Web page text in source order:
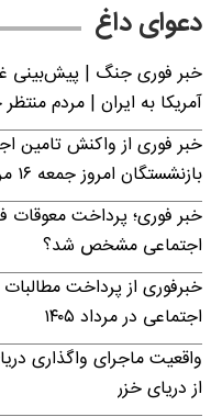
دعوای داغ
خبر فوری جنگ | پیش‌بینی
آمریکا به ایران | مردم
خبر فوری از واکنش تامین
بازنشستگان امروز جمعه ۱۶ مرداد ۱۴۰۵
خبر فوری؛ پرداخت معوقات
اجتماعی مشخص شد؟
خبرفوری از پرداخت
اجتماعی در مرداد ۱۴۰۵
واقعیت ماجرای واگذاری
از دریای خزر